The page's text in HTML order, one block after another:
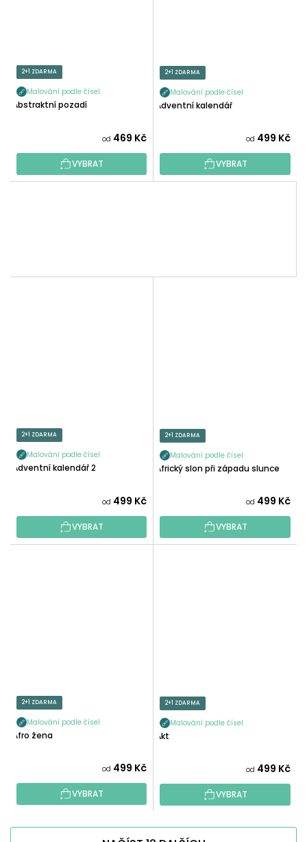
2+1 ZDARMA
Malování podle čísel
Abstraktní pozadí
od 469 Kč
VYBRAT
2+1 ZDARMA
Malování podle čísel
Adventní kalendář
od 499 Kč
VYBRAT
2+1 ZDARMA
Malování podle čísel
Adventní kalendář 2
od 499 Kč
VYBRAT
2+1 ZDARMA
Malování podle čísel
Africký slon při západu slunce
od 499 Kč
VYBRAT
2+1 ZDARMA
Malování podle čísel
Afro žena
od 499 Kč
VYBRAT
2+1 ZDARMA
Malování podle čísel
Akt
od 499 Kč
VYBRAT